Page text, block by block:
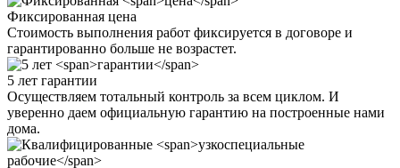
Фиксированная цена
Стоимость выполнения работ фиксируется в договоре и
гарантированно больше не возрастет.
5 лет гарантии
Осуществляем тотальный контроль за всем циклом. И
уверенно даем официальную гарантию на построенные нами
дома.